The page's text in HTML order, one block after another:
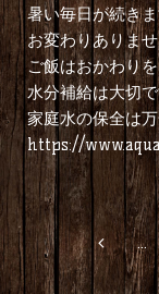
暑い毎日が続き
お変わりありま
ご飯はおかわり
水分補給は大切
家庭水の保全は
https://
...